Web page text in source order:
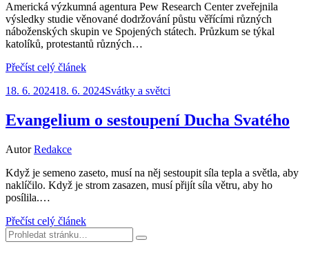
Americká výzkumná agentura Pew Research Center zveřejnila
výsledky studie věnované dodržování půstu věřícími různých
náboženských skupin ve Spojených státech. Průzkum se týkal
katolíků, protestantů různých…
Přečíst celý článek
Zveřejněno
18. 6. 202418. 6. 2024Svátky a světci
Evangelium o sestoupení Ducha Svatého
AutorRedakce
Když je semeno zaseto, musí na něj sestoupit síla tepla a světla, aby
naklíčilo. Když je strom zasazen, musí přijít síla větru, aby ho
posílila.…
Přečíst celý článek
Hledat:
Hledat